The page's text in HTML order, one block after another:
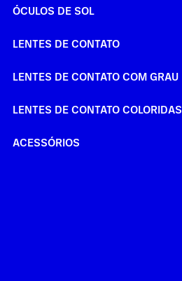
ÓCULOS DE SOL
LENTES DE CONTATO
LENTES DE CONTATO COM GRAU
LENTES DE CONTATO COLORIDAS
ACESSÓRIOS